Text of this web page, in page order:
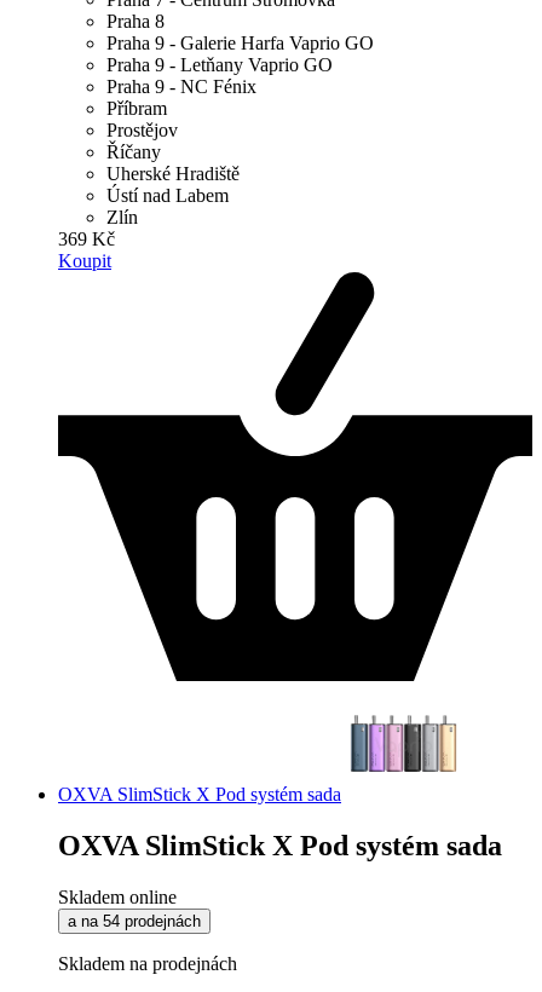
Praha 8
Praha 9 - Galerie Harfa Vaprio GO
Praha 9 - Letňany Vaprio GO
Praha 9 - NC Fénix
Příbram
Prostějov
Říčany
Uherské Hradiště
Ústí nad Labem
Zlín
369 Kč
Koupit
OXVA SlimStick X Pod systém sada
OXVA SlimStick X Pod systém sada
Skladem online
a na 54 prodejnách
Skladem na prodejnách